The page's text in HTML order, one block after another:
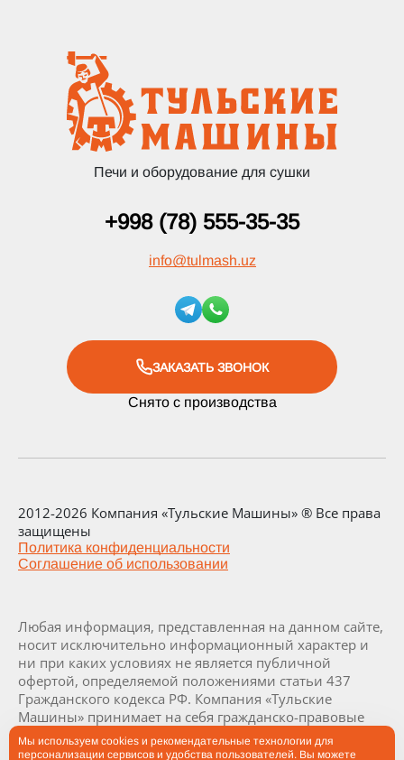
Печи и оборудование для сушки
+998 (78) 555-35-35
info@tulmash.uz
ЗАКАЗАТЬ ЗВОНОК
Снято с производства
2012-2026 Компания «Тульские Машины» ® Все права
защищены
Политика конфиденциальности
Соглашение об использовании
Любая информация, представленная на данном сайте,
носит исключительно информационный характер и
ни при каких условиях не является публичной
офертой, определяемой положениями статьи 437
Гражданского кодекса РФ. Компания «Тульские
Машины» принимает на себя гражданско-правовые
обязательства исключительно в результате отдельно
и специально совершенных сделок. Визуализация и
Мы используем cookies и рекомендательные технологии для
персонализации сервисов и удобства пользователей. Вы можете